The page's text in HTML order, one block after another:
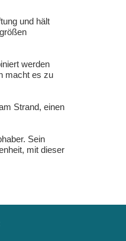
und hält
werden
macht es zu
Strand, einen
Sein
mit dieser